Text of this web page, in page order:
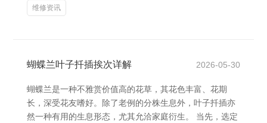
维修资讯
蝴蝶兰叶子扦插挨次详解 2026-05-30
蝴蝶兰是一种不雅赏价值高的花草，其花色丰富、花期
长，深受花友嗜好。除了老例的分株生息外，叶子扦插亦
然一种有用的生息形态，尤其允洽家庭衍生。 当先，选定